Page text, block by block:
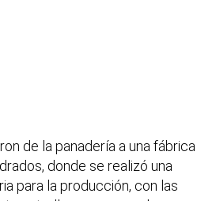
de la panadería a una fábrica
donde se realizó una
para la producción, con las